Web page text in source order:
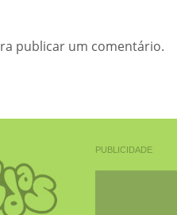
publicar um comentário.
PUBLICIDADE